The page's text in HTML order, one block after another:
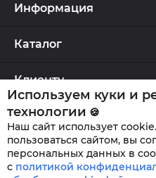
Информация
Каталог
Клиенту
Используем куки и
технологии 🍪
Наш сайт использует
пользоваться сайтом, вы
персональных данных в
с политикой